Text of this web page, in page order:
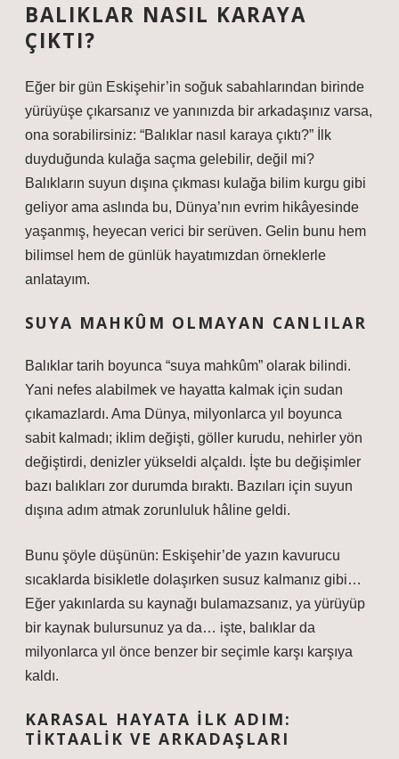
BALIKLAR NASIL KARAYA
ÇIKTI?
Eğer bir gün Eskişehir’in soğuk sabahlarından birinde
yürüyüşe çıkarsanız ve yanınızda bir arkadaşınız varsa,
ona sorabilirsiniz: “Balıklar nasıl karaya çıktı?” İlk
duyduğunda kulağa saçma gelebilir, değil mi?
Balıkların suyun dışına çıkması kulağa bilim kurgu gibi
geliyor ama aslında bu, Dünya’nın evrim hikâyesinde
yaşanmış, heyecan verici bir serüven. Gelin bunu hem
bilimsel hem de günlük hayatımızdan örneklerle
anlatayım.
SUYA MAHKÛM OLMAYAN CANLILAR
Balıklar tarih boyunca “suya mahkûm” olarak bilindi.
Yani nefes alabilmek ve hayatta kalmak için sudan
çıkamazlardı. Ama Dünya, milyonlarca yıl boyunca
sabit kalmadı; iklim değişti, göller kurudu, nehirler yön
değiştirdi, denizler yükseldi alçaldı. İşte bu değişimler
bazı balıkları zor durumda bıraktı. Bazıları için suyun
dışına adım atmak zorunluluk hâline geldi.
Bunu şöyle düşünün: Eskişehir’de yazın kavurucu
sıcaklarda bisikletle dolaşırken susuz kalmanız gibi…
Eğer yakınlarda su kaynağı bulamazsanız, ya yürüyüp
bir kaynak bulursunuz ya da… işte, balıklar da
milyonlarca yıl önce benzer bir seçimle karşı karşıya
kaldı.
KARASAL HAYATA İLK ADIM:
TIKTAALIK VE ARKADAŞLARI